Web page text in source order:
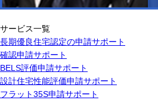
サービス一覧
長期優良住宅認定の申請サポート
確認申請サポート
BELS評価申請サポート
設計住宅性能評価申請サポート
フラット35S申請サポート